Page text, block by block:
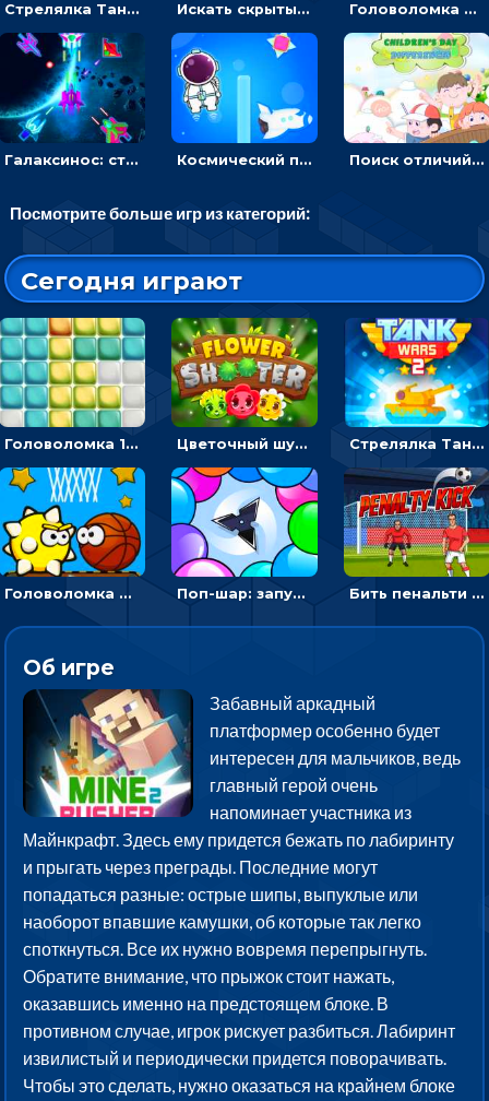
Стрелялка Танковые войны: бить по танку врага, чтобы уничтожить зло Искать скрытый алфавит на картинках с мультяшными героями - головоломка для детей Головоломка с часами для детей: читать время по циферблату
Галаксинос: стрелялка в космосе по врагам Космический побег: двигать космонавта, чтобы попасть к кораблю Поиск отличий на картинках с детьми - головоломка
Посмотрите больше игр из категорий:
Сегодня играют
Головоломка 10х10 Цветочный шутер: стрелять пчелками по цветам Стрелялка Танковые войны: бить по танку врага, чтобы уничтожить зло
Головоломка Невероятный баскетбол: проложить путь и отправить мяч в корзину Поп-шар: запускать колючку, чтобы лопать воздушные шарики Бить пенальти по воротам или мишеням - спортивная аркада
Об игре
Забавный аркадный
платформер особенно будет
интересен для мальчиков, ведь
главный герой очень
напоминает участника из
Майнкрафт. Здесь ему придется бежать по лабиринту
и прыгать через преграды. Последние могут
попадаться разные: острые шипы, выпуклые или
наоборот впавшие камушки, об которые так легко
споткнуться. Все их нужно вовремя перепрыгнуть.
Обратите внимание, что прыжок стоит нажать,
оказавшись именно на предстоящем блоке. В
противном случае, игрок рискует разбиться. Лабиринт
извилистый и периодически придется поворачивать.
Чтобы это сделать, нужно оказаться на крайнем блоке